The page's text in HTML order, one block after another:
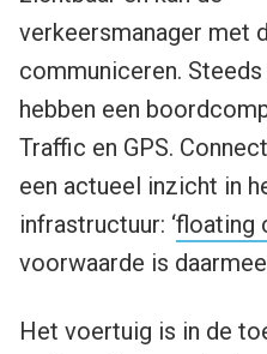
verkeersmanager met
communiceren.
hebben een
Traffic en GPS.
een actueel inzicht in
infrastructuur: ‘floating
voorwaarde is
Het voertuig is in de